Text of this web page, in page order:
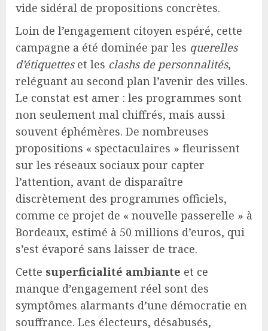
vide sidéral de propositions concrètes.
Loin de l’engagement citoyen espéré, cette
campagne a été dominée par les querelles
d’étiquetteset les clashs de personnalités,
reléguant au second plan l’avenir des villes.
Le constat est amer : les programmes sont
non seulement mal chiffrés, mais aussi
souvent éphémères. De nombreuses
propositions « spectaculaires » fleurissent
sur les réseaux sociaux pour capter
l’attention, avant de disparaître
discrètement des programmes officiels,
comme ce projet de « nouvelle passerelle » à
Bordeaux, estimé à 50 millions d’euros, qui
s’est évaporé sans laisser de trace.
Cette superficialité ambiante et ce
manque d’engagement réel sont des
symptômes alarmants d’une démocratie en
souffrance. Les électeurs, désabusés,